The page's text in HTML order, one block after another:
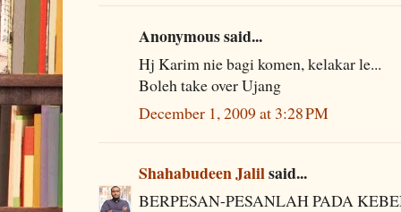
Anonymous said...
Hj Karim nie bagi komen, kelakar le...
Boleh take over Ujang
December 1, 2009 at 3:28 PM
Shahabudeen Jalilsaid...
BERPESAN-PESANLAH PADA